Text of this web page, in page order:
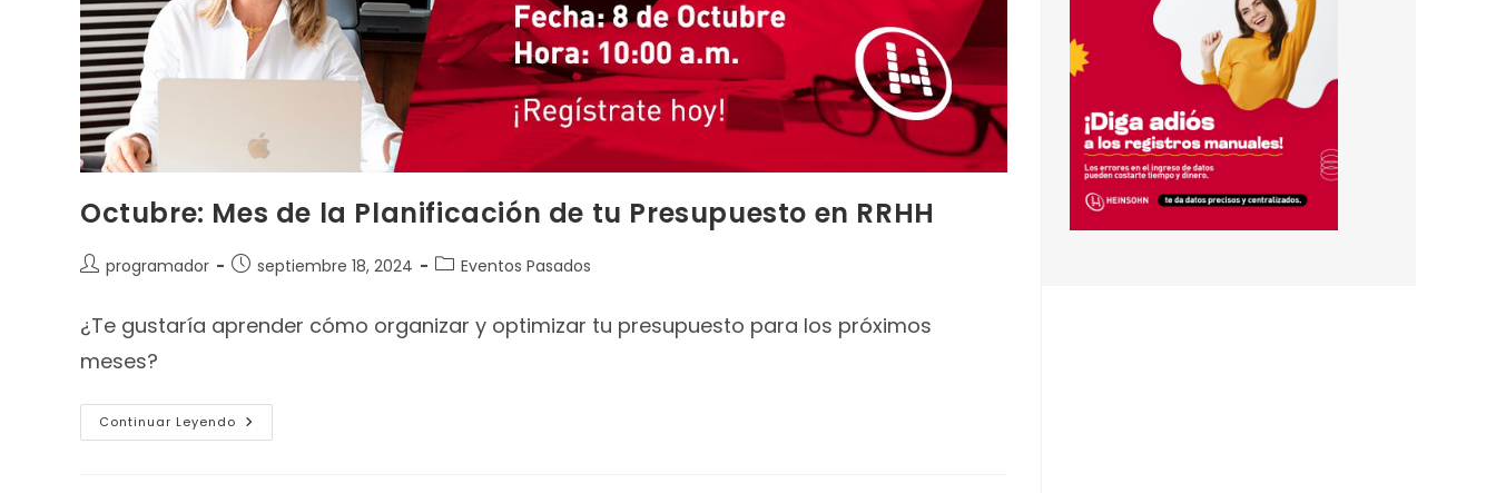
Octubre: Mes de la Planificación de tu Presupuesto en RRHH
programador septiembre 18, 2024 Eventos Pasados
¿Te gustaría aprender cómo organizar y optimizar tu presupuesto para los próximos
meses?
Continuar Leyendo